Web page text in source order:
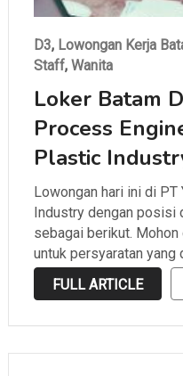
D3, Lowongan Kerja
Staff, Wanita
Loker Batam
Process
Plastic
Lowongan hari ini di PT
Industry dengan posisi
sebagai berikut.
untuk persyaratan yang
sebelum melamar.
FULL ARTICLE